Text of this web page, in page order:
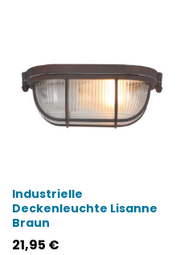
Industrielle
Deckenleuchte Lisanne
Braun
21,95 €